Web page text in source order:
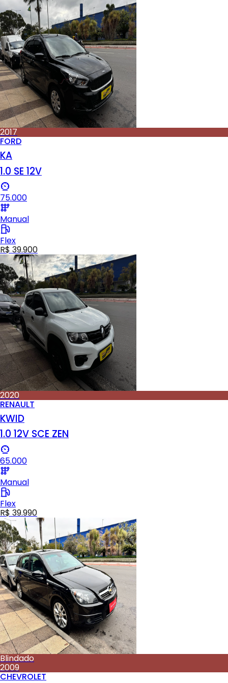
2017
FORD
KA
1.0 SE 12V
75.000
Manual
Flex
R$ 39.900
2020
RENAULT
KWID
1.0 12V SCE ZEN
65.000
Manual
Flex
R$ 39.990
Blindado
2009
CHEVROLET